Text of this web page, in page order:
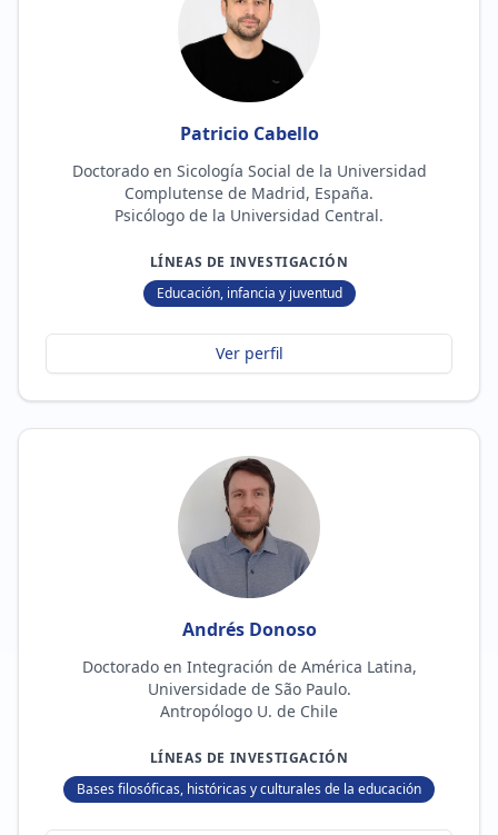
Patricio Cabello
Doctorado en Sicología Social de la Universidad
Complutense de Madrid, España.
Psicólogo de la Universidad Central.
LÍNEAS DE INVESTIGACIÓN
Educación, infancia y juventud
Ver perfil
Andrés Donoso
Doctorado en Integración de América Latina,
Universidade de São Paulo.
Antropólogo U. de Chile
LÍNEAS DE INVESTIGACIÓN
Bases filosóficas, históricas y culturales de la educación